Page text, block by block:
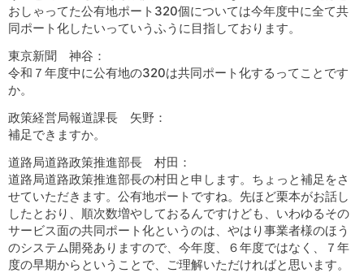
おしゃってた公有地ポート320個については今年度中に全て共
同ポート化したいっていうふうに目指しております。
東京新聞 神谷：
令和７年度中に公有地の320は共同ポート化するってことです
か。
政策経営局報道課長 矢野：
補足できますか。
道路局道路政策推進部長 村田：
道路局道路政策推進部長の村田と申します。ちょっと補足をさ
せていただきます。公有地ポートですね。先ほど栗本がお話し
したとおり、順次数増やしておるんですけども、いわゆるその
サービス面の共同ポート化というのは、やはり事業者様のほう
のシステム開発ありますので、今年度、６年度ではなく、７年
度の早期からということで、ご理解いただければと思います。